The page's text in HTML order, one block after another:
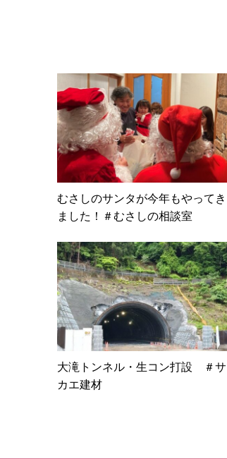
むさしのサンタが今年もやってき
ました！＃むさしの相談室
大滝トンネル・生コン打設 ＃サ
カエ建材